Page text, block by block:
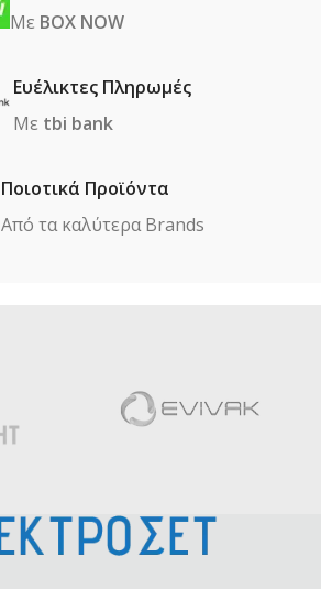
Με BOX NOW
Ευέλικτες Πληρωμές
Με tbi bank
Ποιοτικά Προϊόντα
Από τα καλύτερα Βrands